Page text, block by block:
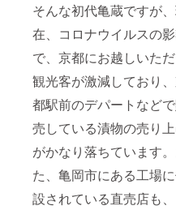
そんな初代亀蔵ですが
在、コロナウイルスの
で、京都にお越しいただ
観光客が激減しており
都駅前のデパートなど
売している漬物の売り
がかなり落ちています。
た、亀岡市にある工場
設されている直売店も、